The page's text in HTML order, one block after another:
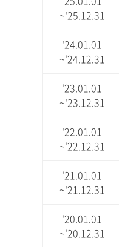
~'25.12.31
'24.01.01
~'24.12.31
'23.01.01
~'23.12.31
'22.01.01
~'22.12.31
'21.01.01
~'21.12.31
'20.01.01
~'20.12.31